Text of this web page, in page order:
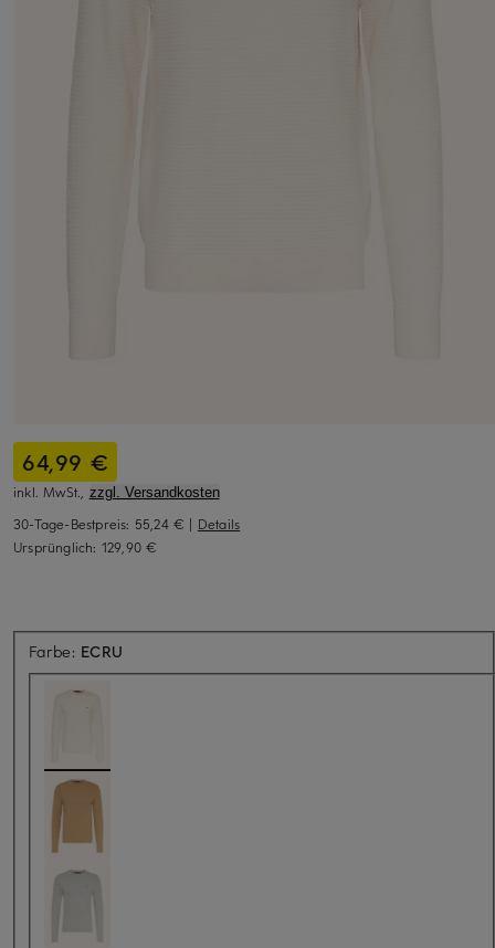
64,99 €
inkl. MwSt., zzgl. Versandkosten
30-Tage-Bestpreis: 55,24 € | Details
Ursprünglich: 129,90 €
Farbe: ECRU